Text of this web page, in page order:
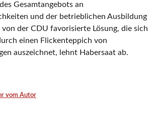
Gesamtangebots an
und der betrieblichen Ausbildung
der CDU favorisierte Lösung, die sich
einen Flickenteppich von
auszeichnet, lehnt Habersaat ab.
vom Autor